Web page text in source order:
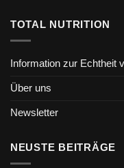
TOTAL NUTRITION
Information zur Echtheit
Über uns
Newsletter
NEUSTE BEITRÄGE